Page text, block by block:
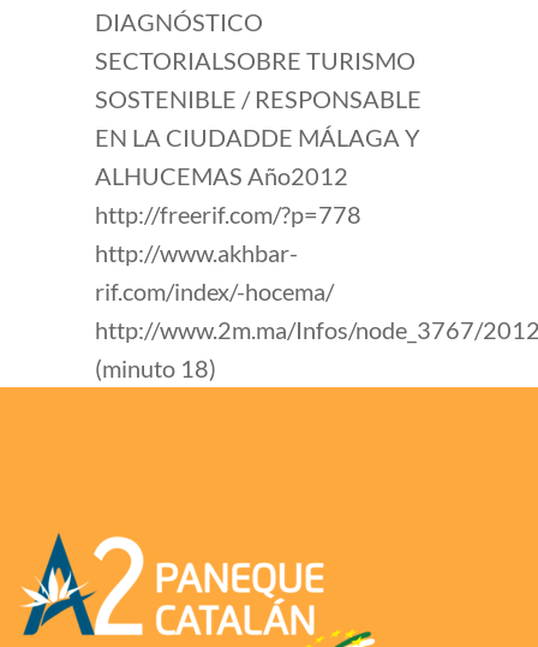
DIAGNÓSTICO
SECTORIALSOBRE TURISMO
SOSTENIBLE / RESPONSABLE
EN LA CIUDADDE MÁLAGA Y
ALHUCEMAS Año2012
http://freerif.com/?p=778
http://www.akhbar-
rif.com/index/-hocema/
http://www.2m.ma/Infos/node_3767/
(minuto 18)